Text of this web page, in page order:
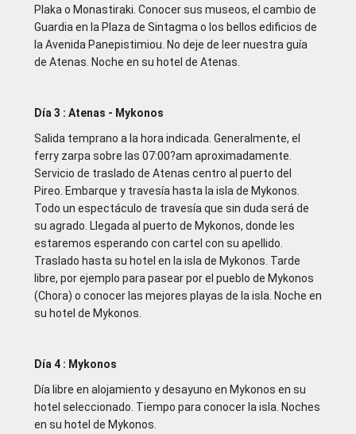
Plaka o Monastiraki. Conocer sus museos, el cambio de
Guardia en la Plaza de Sintagma o los bellos edificios de
la Avenida Panepistimiou. No deje de leer nuestra guía
de Atenas. Noche en su hotel de Atenas.
Día 3 : Atenas - Mykonos
Salida temprano a la hora indicada. Generalmente, el
ferry zarpa sobre las 07:00?am aproximadamente.
Servicio de traslado de Atenas centro al puerto del
Pireo. Embarque y travesía hasta la isla de Mykonos.
Todo un espectáculo de travesía que sin duda será de
su agrado. Llegada al puerto de Mykonos, donde les
estaremos esperando con cartel con su apellido.
Traslado hasta su hotel en la isla de Mykonos. Tarde
libre, por ejemplo para pasear por el pueblo de Mykonos
(Chora) o conocer las mejores playas de la isla. Noche en
su hotel de Mykonos.
Día 4 : Mykonos
Día libre en alojamiento y desayuno en Mykonos en su
hotel seleccionado. Tiempo para conocer la isla. Noches
en su hotel de Mykonos.